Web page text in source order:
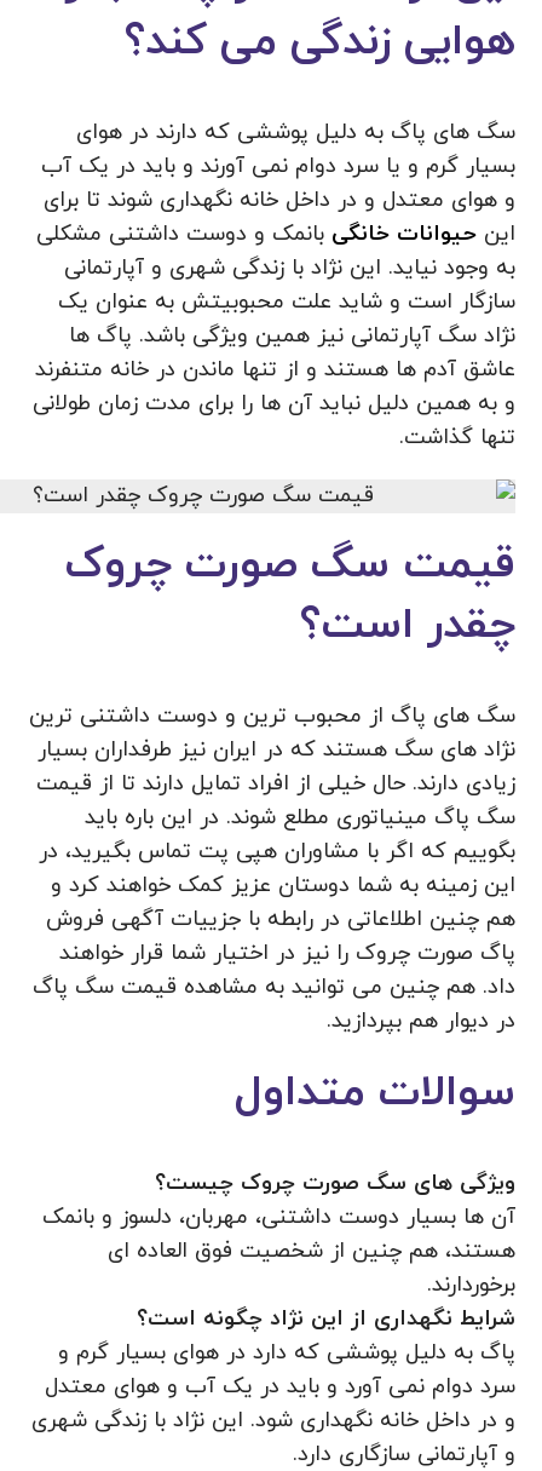
هوایی زندگی می کند؟
سگ های پاگ به دلیل پوششی که دارند در هوای
بسیار گرم و یا سرد دوام نمی آورند و باید در یک آب
و هوای معتدل و در داخل خانه نگهداری شوند تا برای
اینحیوانات خانگی بانمک و دوست داشتنی مشکلی
به وجود نیاید. این نژاد با زندگی شهری و آپارتمانی
سازگار است و شاید علت محبوبیتش به عنوان یک
نژاد سگ آپارتمانی نیز همین ویژگی باشد. پاگ ها
عاشق آدم ها هستند و از تنها ماندن در خانه متنفرند
و به همین دلیل نباید آن ها را برای مدت زمان طولانی
تنها گذاشت.
قیمت سگ صورت چروک
چقدر است؟
سگ های پاگ از محبوب ترین و دوست داشتنی ترین
نژاد های سگ هستند که در ایران نیز طرفداران بسیار
زیادی دارند. حال خیلی از افراد تمایل دارند تا از قیمت
سگ پاگ مینیاتوری مطلع شوند. در این باره باید
بگوییم که اگر با مشاوران هپی پت تماس بگیرید، در
این زمینه به شما دوستان عزیز کمک خواهند کرد و
هم چنین اطلاعاتی در رابطه با جزییات آگهی فروش
پاگ صورت چروک را نیز در اختیار شما قرار خواهند
داد. هم چنین می توانید به مشاهده قیمت سگ پاگ
در دیوار هم بپردازید.
سوالات متداول
ویژگی های سگ صورت چروک چیست؟
آن ها بسیار دوست داشتنی، مهربان، دلسوز و بانمک
هستند، هم چنین از شخصیت فوق العاده ای
برخوردارند.
شرایط نگهداری از این نژاد چگونه است؟
پاگ به دلیل پوششی که دارد در هوای بسیار گرم و
سرد دوام نمی آورد و باید در یک آب و هوای معتدل
و در داخل خانه نگهداری شود. این نژاد با زندگی شهری
و آپارتمانی سازگاری دارد.